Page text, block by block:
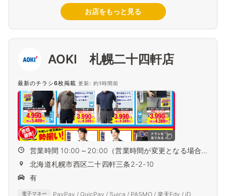
お店をもっと見る
AOKI 札幌二十四軒店
最新のチラシ6枚掲載 更新: 約1時間前
営業時間 10:00～20:00（営業時間が変更となる場合
がござ...
北海道札幌市西区二十四軒三条2-2-10
有
電子マネー PayPay / QuicPay / Suica / PASMO / 楽天Edy / iD